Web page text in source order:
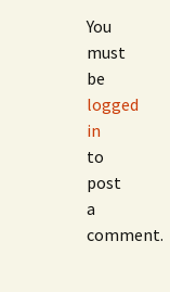
You
must
be
logged
in
to
post
a
comment.